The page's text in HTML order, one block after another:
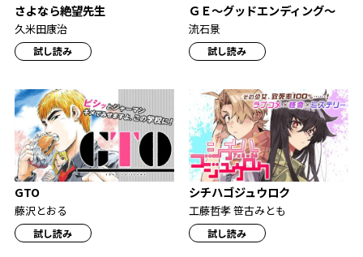
さよなら絶望先生
久米田康治
試し読み
ＧＥ～グッドエンディング～
流石景
試し読み
GTO
藤沢とおる
試し読み
シチハゴジュウロク
工藤哲孝 笹古みとも
試し読み